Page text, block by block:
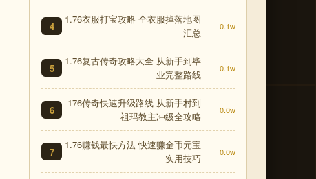
4
1.76衣服打宝攻略 全衣服掉落地图
汇总
0.1w
5
1.76复古传奇攻略大全 从新手到毕
业完整路线
0.1w
6
176传奇快速升级路线 从新手村到
祖玛教主冲级全攻略
0.0w
7
1.76赚钱最快方法 快速赚金币元宝
实用技巧
0.0w